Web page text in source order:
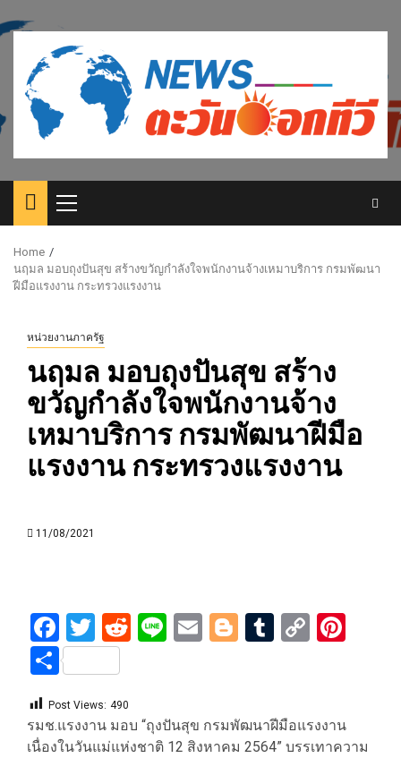
to
content
Primary
Menu
Home
นฤมล มอบถุงปันสุข สร้างขวัญกำลังใจพนักงานจ้างเหมาบริการ กรมพัฒนา
ฝีมือแรงงาน กระทรวงแรงงาน
หน่วยงานภาครัฐ
นฤมล มอบถุงปันสุข สร้าง
ขวัญกำลังใจพนักงานจ้าง
เหมาบริการ กรมพัฒนาฝีมือ
แรงงาน กระทรวงแรงงาน
11/08/2021
Facebook
Twitter
Reddit
LineEmailBlogger
Tumblr
Copy
Share
Post Views: 490
รมช.แรงงาน มอบ “ถุงปันสุข กรมพัฒนาฝีมือแรงงาน
เนื่องในวันแม่แห่งชาติ 12 สิงหาคม 2564” บรรเทาความ